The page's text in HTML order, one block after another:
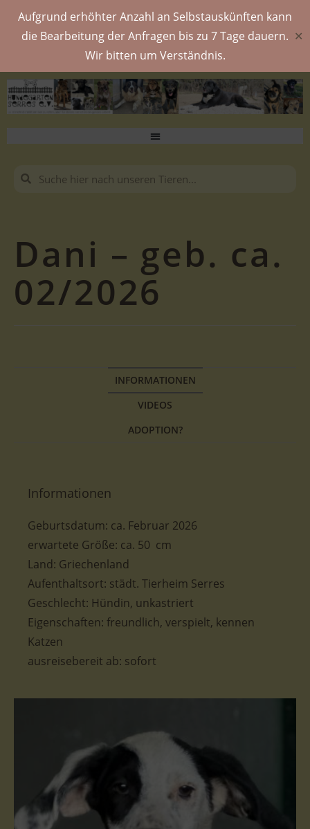
Aufgrund erhöhter Anzahl an Selbstauskünften kann
die Bearbeitung der Anfragen bis zu 7 Tage dauern.
Wir bitten um Verständnis.
✕
Dani – geb. ca.
02/2026
INFORMATIONEN
VIDEOS
ADOPTION?
Informationen
Geburtsdatum: ca. Februar 2026
erwartete Größe: ca. 50 cm
Land: Griechenland
Aufenthaltsort: städt. Tierheim Serres
Geschlecht: Hündin, unkastriert
Eigenschaften: freundlich, verspielt, kennen
Katzen
ausreisebereit ab: sofort